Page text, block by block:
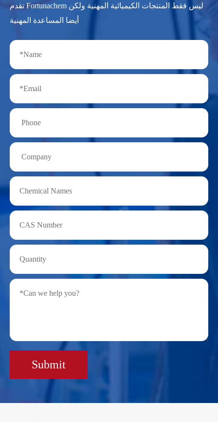
تقدم Fortunachem ليس فقط المنتجات الكيميائية المهنية ولكن
أيضا المساعدة المهنية
Submit